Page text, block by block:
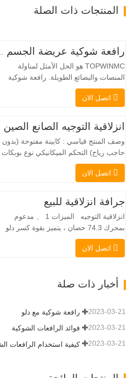
المنتجات ذات الصلة
TOPWINMC هو الحل الأمثل لمناولة
المنصات والبضائع الطويلة. رافعة شوكية
ثنائية الاستخدام، تجمع بين مزايا الرافعة
الشوكية والرافعة الجانبية. محركها الكهربائي
بزاوية 360 درجة، يُمكّنان من تغيير الاتجاه
بسلاسة دون انقطاع في تدفق الحمولة، مما
يجعل TOPWINMC…
اتصل الان
انزلاقية التوجيه الصانع الصين
وصف المنتج قياسي : كابينة مفتوحة (بدون
حاجب رياح) التحكم الميكانيكي نوع بوبكات
عقبة ومقرنة سريعة ||| مضخة هيدروليكية
Danfoss الأمريكية محرك إيتون الأمريكي
التلقائي الفرامل الهيدروليكية دلو قياسي
اللودر الانزلاقي هو نوع من الآلات المناسبة
لموقع العمل الضيق…
اتصل الان
جرافة انزلاقية للبيع
انزلاقية التوجيه الميزات 1 、 مدعوم
بمحرك 74.3 حصان ، يتميز بقوة كسر دلو
عند 3350 كجم ، والأداء العالي والإنتاجية إلى
مجموعة متنوعة من الملحقات التي تتطلب
اتصل الان
أخبار ذات صلة
رافعة شوكية مع دلو 2023-03-21
فوائد الرافعات الشوكية 2023-03-21
2023-03-21